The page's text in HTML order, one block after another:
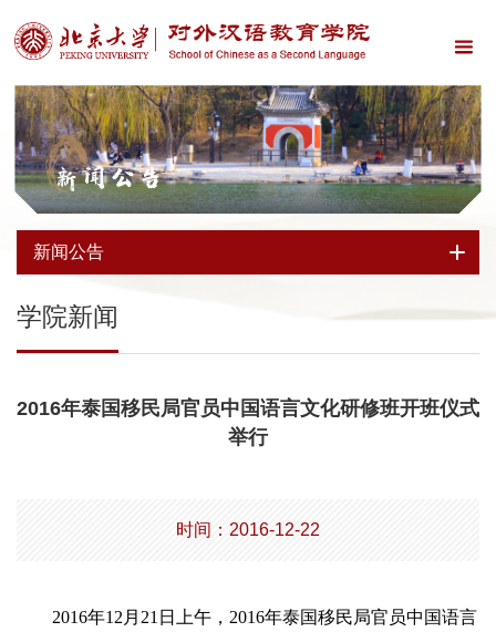
新闻公告
新闻公告
学院新闻
2016年泰国移民局官员中国语言文化研修班开班仪式
举行
时间：2016-12-22
2016年12 月 21 日上午， 2016年泰国移民局官员中国语言